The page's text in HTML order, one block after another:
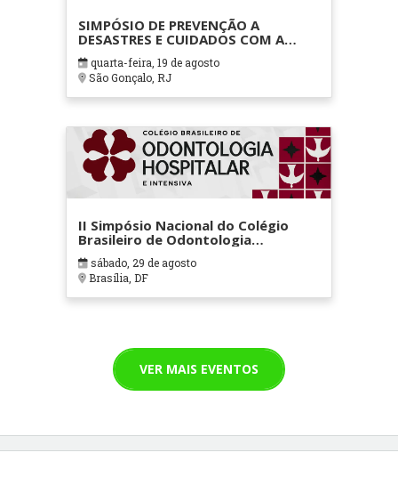
SIMPÓSIO DE PREVENÇÃO A
DESASTRES E CUIDADOS COM A
SAÚDE FÍSICA E MENTAL NO CBMERJ
quarta-feira, 19 de agosto
São Gonçalo, RJ
II Simpósio Nacional do Colégio
Brasileiro de Odontologia
Hospitalar e Intensiva
sábado, 29 de agosto
Brasília, DF
VER MAIS EVENTOS